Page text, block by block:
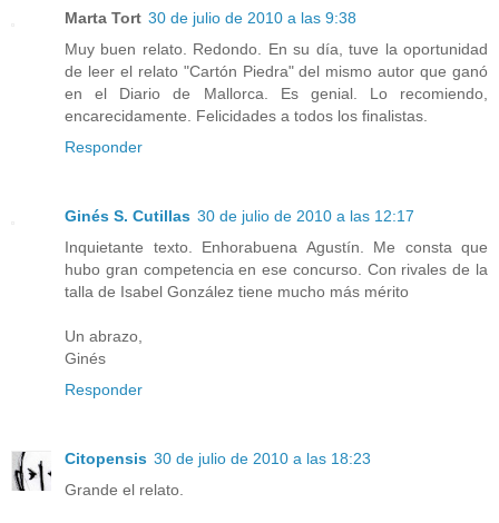
Marta Tort 30 de julio de 2010 a las 9:38
Muy buen relato. Redondo. En su día, tuve la oportunidad
de leer el relato "Cartón Piedra" del mismo autor que ganó
en el Diario de Mallorca. Es genial. Lo recomiendo,
encarecidamente. Felicidades a todos los finalistas.
Responder
Ginés S. Cutillas 30 de julio de 2010 a las 12:17
Inquietante texto. Enhorabuena Agustín. Me consta que
hubo gran competencia en ese concurso. Con rivales de la
talla de Isabel González tiene mucho más mérito
Un abrazo,
Ginés
Responder
Citopensis 30 de julio de 2010 a las 18:23
Grande el relato.